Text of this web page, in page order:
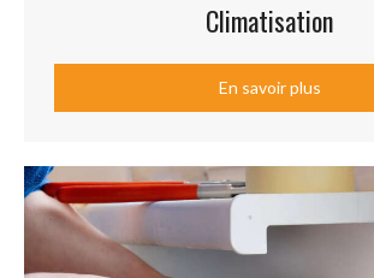
Climatisation
En savoir plus